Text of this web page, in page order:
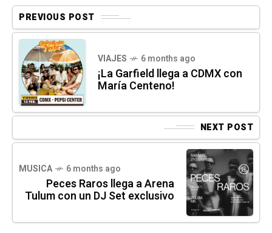
PREVIOUS POST
VIAJES 6 months ago
¡La Garfield llega a CDMX con
María Centeno!
NEXT POST
MUSICA 6 months ago
Peces Raros llega a Arena
Tulum con un DJ Set exclusivo